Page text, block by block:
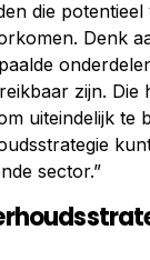
die
Denk
zijn.
uiteindelijk te
sector.”